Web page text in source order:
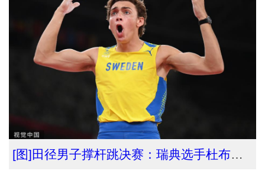
[图]田径男子撑杆跳决赛：瑞典选手杜布兰蒂斯夺金